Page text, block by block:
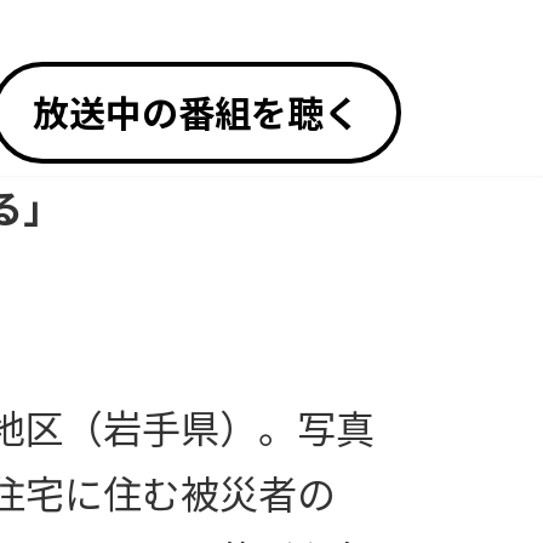
放送中の番組を聴く
区（岩手県）。写真
宅に住む被災者の